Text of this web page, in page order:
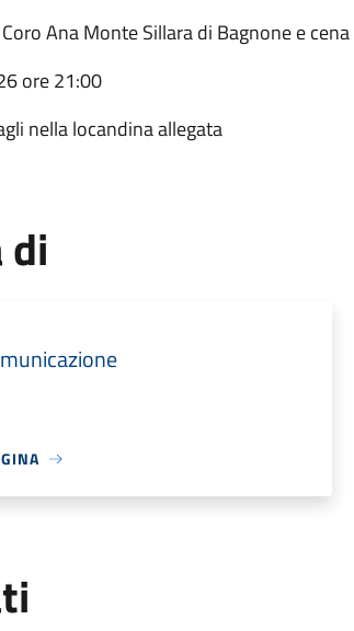
Ana Monte Sillara di Bagnone e
ore 21:00
nella locandina allegata
di